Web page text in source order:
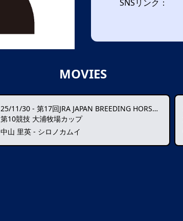
SNSリンク：
MOVIES
25/11/30 - 第17回JRA JAPAN BREEDING HORSE SHOW
第10競技 大浦牧場カップ
中山 里英 - シロノカムイ